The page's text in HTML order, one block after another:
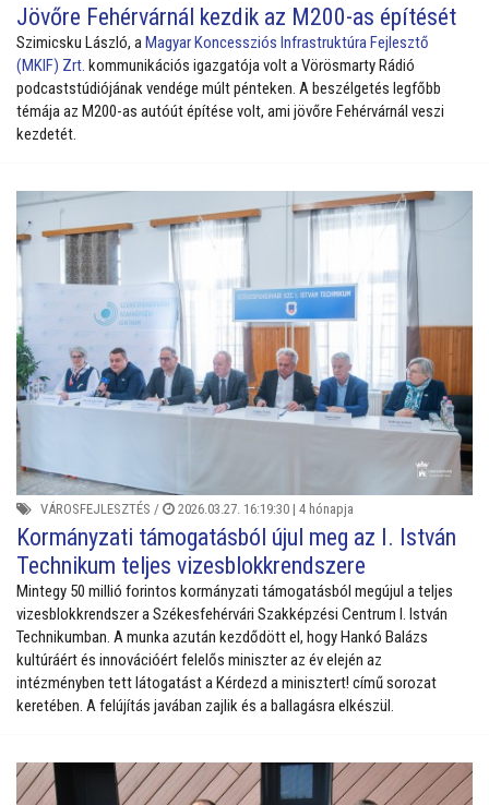
Jövőre Fehérvárnál kezdik az M200-as építését
Szimicsku László, a Magyar Koncessziós Infrastruktúra Fejlesztő
(MKIF) Zrt. kommunikációs igazgatója volt a Vörösmarty Rádió
podcaststúdiójának vendége múlt pénteken. A beszélgetés legfőbb
témája az M200-as autóút építése volt, ami jövőre Fehérvárnál veszi
kezdetét.
VÁROSFEJLESZTÉS / 2026.03.27. 16:19:30 | 4 hónapja
Kormányzati támogatásból újul meg az I. István
Technikum teljes vizesblokkrendszere
Mintegy 50 millió forintos kormányzati támogatásból megújul a teljes
vizesblokkrendszer a Székesfehérvári Szakképzési Centrum I. István
Technikumban. A munka azután kezdődött el, hogy Hankó Balázs
kultúráért és innovációért felelős miniszter az év elején az
intézményben tett látogatást a Kérdezd a minisztert! című sorozat
keretében. A felújítás javában zajlik és a ballagásra elkészül.